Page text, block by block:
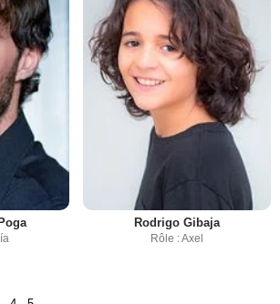
Rodrigo Gibaja
Rôle : Axel